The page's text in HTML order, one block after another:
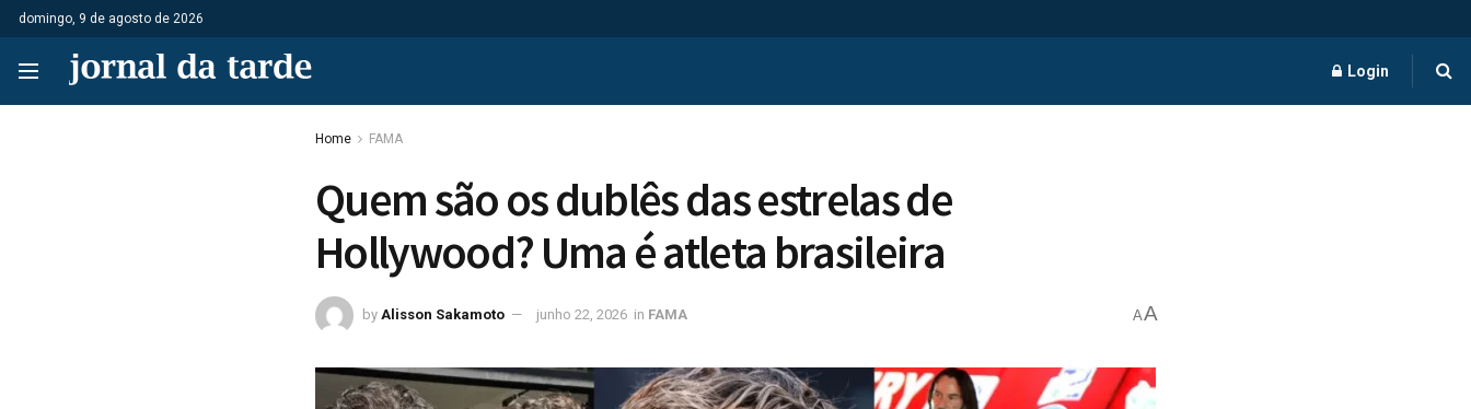
domingo, 9 de agosto de 2026
Login
Home FAMA
Quem são os dublês das estrelas de
Hollywood? Uma é atleta brasileira
by Alisson Sakamoto junho 22, 2026 in FAMA AA